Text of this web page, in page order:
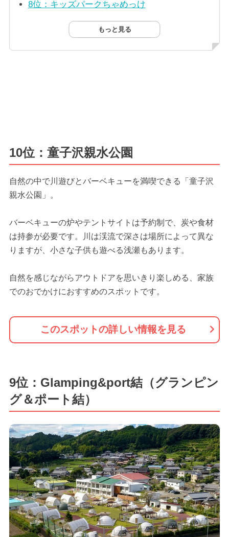
8位：キッズパークちゃめっけ
もっと見る
10位：童子沢親水公園
自然の中で川遊びとバーベキューを満喫できる「童子沢
親水公園」。
バーベキューの炉やテントサイトは予約制で、炭や食材
は持参が必要です。川は渓流で深さは場所によって異な
りますが、小さな子供も遊べる浅瀬もあります。
自然を感じながらアウトドアを思いきり楽しめる、家族
でのおでかけにおすすめのスポットです。
このスポットの詳しい情報を見る
9位：Glamping&port結（グランピン
グ＆ポート結）